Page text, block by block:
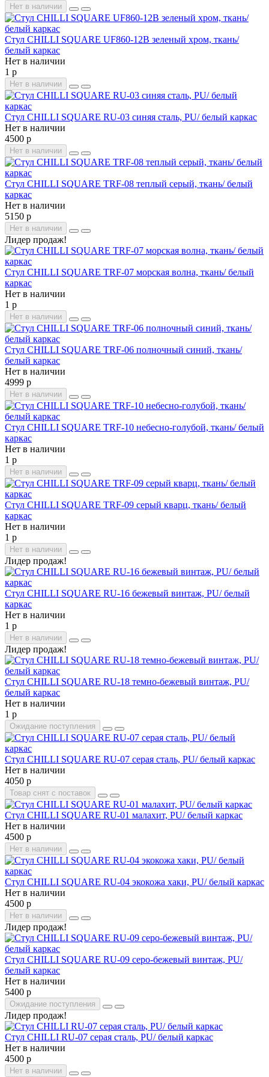
Нет в наличии
Стул CHILLI SQUARE UF860-12B зеленый хром, ткань/
белый каркас
Нет в наличии
1 р
Нет в наличии
Стул CHILLI SQUARE RU-03 синяя сталь, PU/ белый каркас
Нет в наличии
4500 р
Нет в наличии
Стул CHILLI SQUARE TRF-08 теплый серый, ткань/ белый
каркас
Нет в наличии
5150 р
Нет в наличии
Лидер продаж!
Стул CHILLI SQUARE TRF-07 морская волна, ткань/ белый
каркас
Нет в наличии
1 р
Нет в наличии
Стул CHILLI SQUARE TRF-06 полночный синий, ткань/
белый каркас
Нет в наличии
4999 р
Нет в наличии
Стул CHILLI SQUARE TRF-10 небесно-голубой, ткань/ белый
каркас
Нет в наличии
1 р
Нет в наличии
Стул CHILLI SQUARE TRF-09 серый кварц, ткань/ белый
каркас
Нет в наличии
1 р
Нет в наличии
Лидер продаж!
Стул CHILLI SQUARE RU-16 бежевый винтаж, PU/ белый
каркас
Нет в наличии
1 р
Нет в наличии
Лидер продаж!
Стул CHILLI SQUARE RU-18 темно-бежевый винтаж, PU/
белый каркас
Нет в наличии
1 р
Ожидание поступления
Стул CHILLI SQUARE RU-07 серая сталь, PU/ белый каркас
Нет в наличии
4050 р
Товар снят с поставок
Стул CHILLI SQUARE RU-01 малахит, PU/ белый каркас
Нет в наличии
4500 р
Нет в наличии
Стул CHILLI SQUARE RU-04 экокожа хаки, PU/ белый каркас
Нет в наличии
4500 р
Нет в наличии
Лидер продаж!
Стул CHILLI SQUARE RU-09 серо-бежевый винтаж, PU/
белый каркас
Нет в наличии
5400 р
Ожидание поступления
Лидер продаж!
Стул CHILLI RU-07 серая сталь, PU/ белый каркас
Нет в наличии
4500 р
Нет в наличии